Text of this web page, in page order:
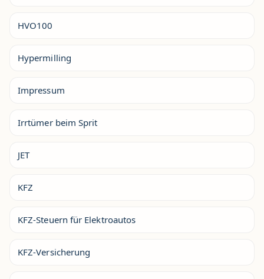
HVO100
Hypermilling
Impressum
Irrtümer beim Sprit
JET
KFZ
KFZ-Steuern für Elektroautos
KFZ-Versicherung